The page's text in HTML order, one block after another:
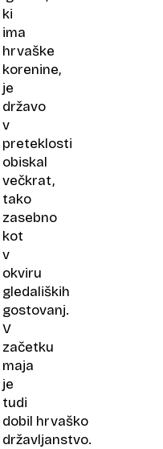
ki
ima
hrvaške
korenine,
je
državo
v
preteklosti
obiskal
večkrat,
tako
zasebno
kot
v
okviru
gledaliških
gostovanj.
V
začetku
maja
je
tudi
dobil hrvaško
državljanstvo.